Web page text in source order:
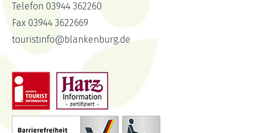
Telefon 03944 362260
Fax 03944 3622669
touristinfo@blankenburg.de